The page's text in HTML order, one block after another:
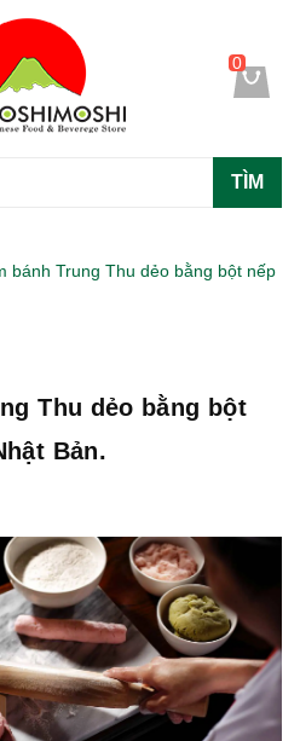
TÌM
0
bánh Trung Thu dẻo bằng bột nếp
Thu dẻo bằng bột
Bản.